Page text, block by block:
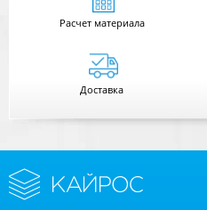
Расчетматериала
Доставка